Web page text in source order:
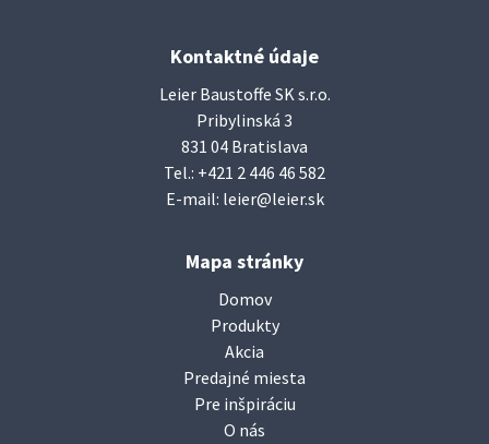
Kontaktné údaje
Leier Baustoffe SK s.r.o.
Pribylinská 3
831 04 Bratislava
Tel.: +421 2 446 46 582
E-mail: leier@leier.sk
Mapa stránky
Domov
Produkty
Akcia
Predajné miesta
Pre inšpiráciu
O nás